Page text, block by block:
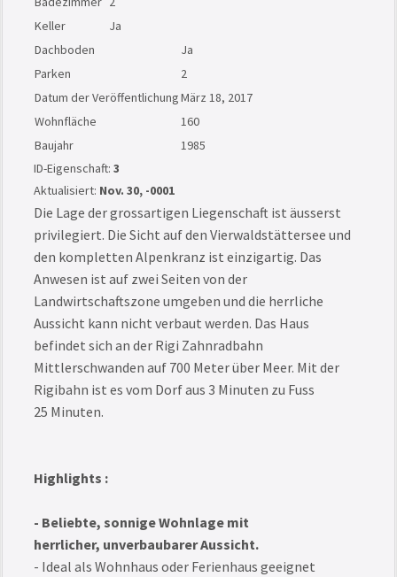
Keller
Ja
Dachboden
Ja
Parken
2
Datum der VeröffentlichungMärz 18, 2017
Wohnfläche
160
Baujahr
1985
ID-Eigenschaft:3
Aktualisiert: Nov. 30, -0001
Die Lage der grossartigen Liegenschaft ist äusserst
privilegiert. Die Sicht auf den Vierwaldstättersee und
den kompletten Alpenkranz ist einzigartig. Das
Anwesen ist auf zwei Seiten von der
Landwirtschaftszone umgeben und die herrliche
Aussicht kann nicht verbaut werden. Das Haus
befindet sich an der Rigi Zahnradbahn
Mittlerschwanden auf 700 Meter über Meer. Mit der
Rigibahn ist es vom Dorf aus 3 Minuten zu Fuss
25 Minuten.
Highlights :
- Beliebte, sonnige Wohnlage mit
herrlicher, unverbaubarer Aussicht.
- Ideal als Wohnhaus oder Ferienhaus geeignet